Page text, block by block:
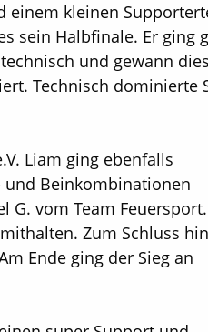
einem kleinen
sein Halbfinale. Er
und gewann
Technisch dominierte
Liam ging ebenfalls
Beinkombinationen
G. vom Team Feuersport.
Zum Schluss hin
Ende ging der Sieg an